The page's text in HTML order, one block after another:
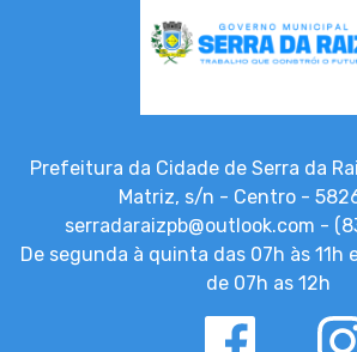
Prefeitura da Cidade de Serra da
Matriz, s/n - Centro -
serradaraizpb@outlook.com -
De segunda à quinta das 07h às 11h
de 07h as 12h